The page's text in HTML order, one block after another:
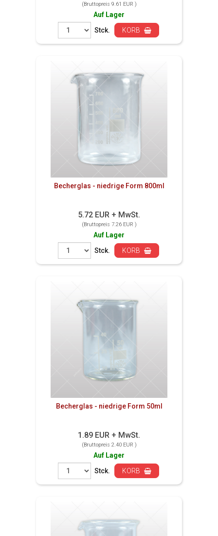
(Bruttopreis 9.61 EUR )
Auf Lager
Stck.
KORB
Becherglas - niedrige Form 800ml
5.72 EUR + MwSt.
(Bruttopreis 7.26 EUR )
Auf Lager
Stck.
KORB
Becherglas - niedrige Form 50ml
1.89 EUR + MwSt.
(Bruttopreis 2.40 EUR )
Auf Lager
Stck.
KORB